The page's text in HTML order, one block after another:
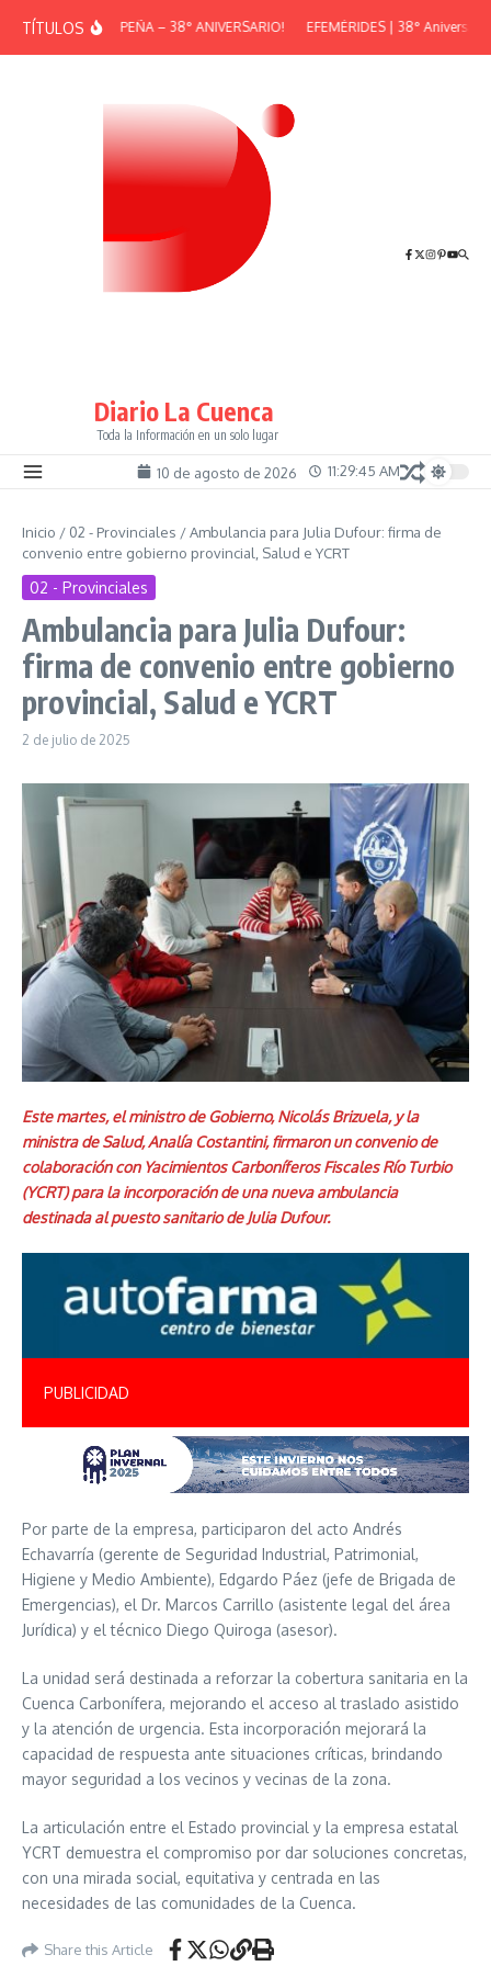
TÍTULOS¡GRAN PEÑA – 38° ANIVERSARIO! EFEMÉRIDES | 38°
Diario La Cuenca
Toda la Información en un solo lugar
10 de agosto de 2026 11:29:46 AM
Inicio / 02 - Provinciales /Ambulancia para Julia Dufour: firma de
convenio entre gobierno provincial, Salud e YCRT
02 - Provinciales
Ambulancia para Julia Dufour:
firma de convenio entre gobierno
provincial, Salud e YCRT
2 de julio de 2025
Este martes, el ministro de Gobierno, Nicolás Brizuela, y la
ministra de Salud, Analía Costantini, firmaron un convenio de
colaboración con Yacimientos Carboníferos Fiscales Río Turbio
(YCRT) para la incorporación de una nueva ambulancia
destinada al puesto sanitario de Julia Dufour.
PUBLICIDAD
Por parte de la empresa, participaron del acto Andrés
Echavarría (gerente de Seguridad Industrial, Patrimonial,
Higiene y Medio Ambiente), Edgardo Páez (jefe de Brigada de
Emergencias), el Dr. Marcos Carrillo (asistente legal del área
Jurídica) y el técnico Diego Quiroga (asesor).
La unidad será destinada a reforzar la cobertura sanitaria en la
Cuenca Carbonífera, mejorando el acceso al traslado asistido
y la atención de urgencia. Esta incorporación mejorará la
capacidad de respuesta ante situaciones críticas, brindando
mayor seguridad a los vecinos y vecinas de la zona.
La articulación entre el Estado provincial y la empresa estatal
YCRT demuestra el compromiso por dar soluciones concretas,
con una mirada social, equitativa y centrada en las
necesidades de las comunidades de la Cuenca.
Share this Article